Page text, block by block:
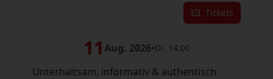
Tickets
11 Aug. 2026•Di. 14:00
Unterhaltsam, informativ & authentisch